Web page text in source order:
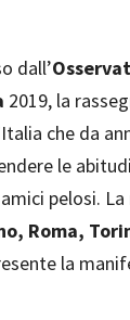
dall’
2019, la
che da
le
pelosi.
Roma,
la